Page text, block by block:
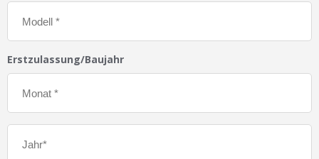
Erstzulassung/Baujahr